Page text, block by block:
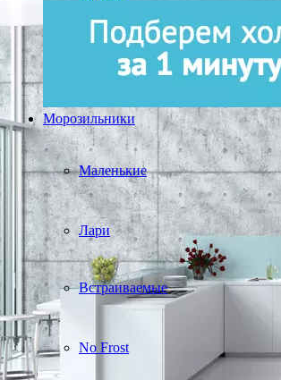
Морозильники
Маленькие
Лари
Встраиваемые
No Frost